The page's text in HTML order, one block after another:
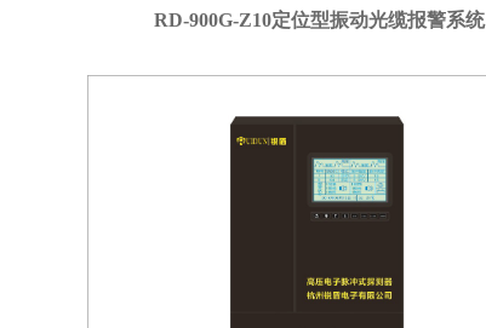
RD-900G-Z10定位型振动光缆报警系统